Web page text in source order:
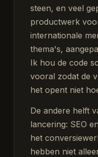
steen, en veel
productwerk
internationale
thema's,
Ik hou de code
vooral zodat de
het opent niet
De andere helft
lancering: SEO
het
hebben niet